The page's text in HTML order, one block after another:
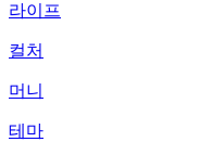
라이프
컬처
머니
테마